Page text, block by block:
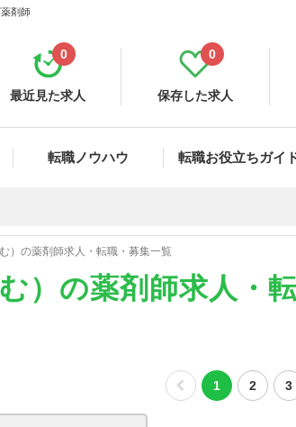
剤師
最近見た求人
0
保存した求人
0
転職ノウハウ 転職お役立ちガイ
）の薬剤師求人・転職・募集一覧
）の薬剤師求人・
1 2 3